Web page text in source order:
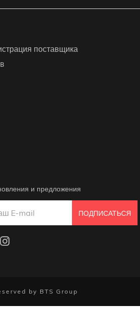
поставщика
и предложения
ПОДПИСАТЬСЯ
by BTS Group